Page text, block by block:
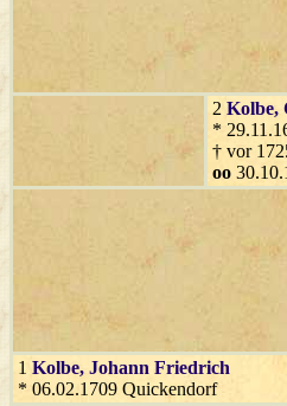
2 Kolbe,
*
† vor
oo
1 Kolbe, Johann Friedrich
* 06.02.1709 Quickendorf